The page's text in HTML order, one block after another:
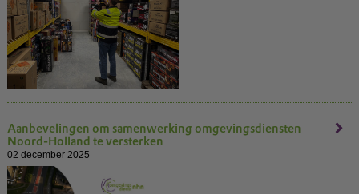
Aanbevelingen om samenwerking omgevingsdiensten
Noord-Holland te versterken
02 december 2025